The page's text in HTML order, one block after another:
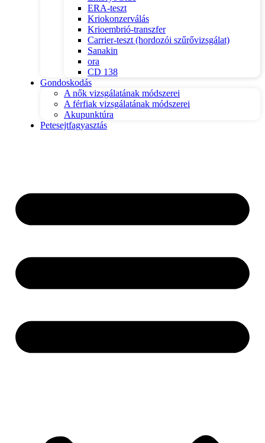
ERA-teszt
Kriokonzerválás
Krioembrió-transzfer
Carrier-teszt (hordozói szűrővizsgálat)
Sanakin
ora
CD 138
Gondoskodás
A nők vizsgálatának módszerei
A férfiak vizsgálatának módszerei
Akupunktúra
Petesejtfagyasztás